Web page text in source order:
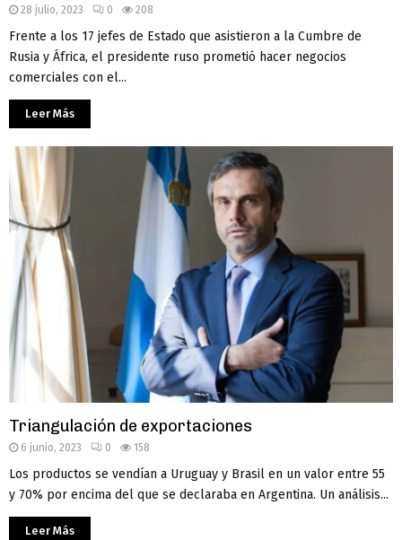
28 julio, 2023 0 208
Frente a los 17 jefes de Estado que asistieron a la Cumbre de
Rusia y África, el presidente ruso prometió hacer negocios
comerciales con el...
Leer Más
Triangulación de exportaciones
6 junio, 2023 0 158
Los productos se vendían a Uruguay y Brasil en un valor entre 55
y 70% por encima del que se declaraba en Argentina. Un análisis...
Leer Más